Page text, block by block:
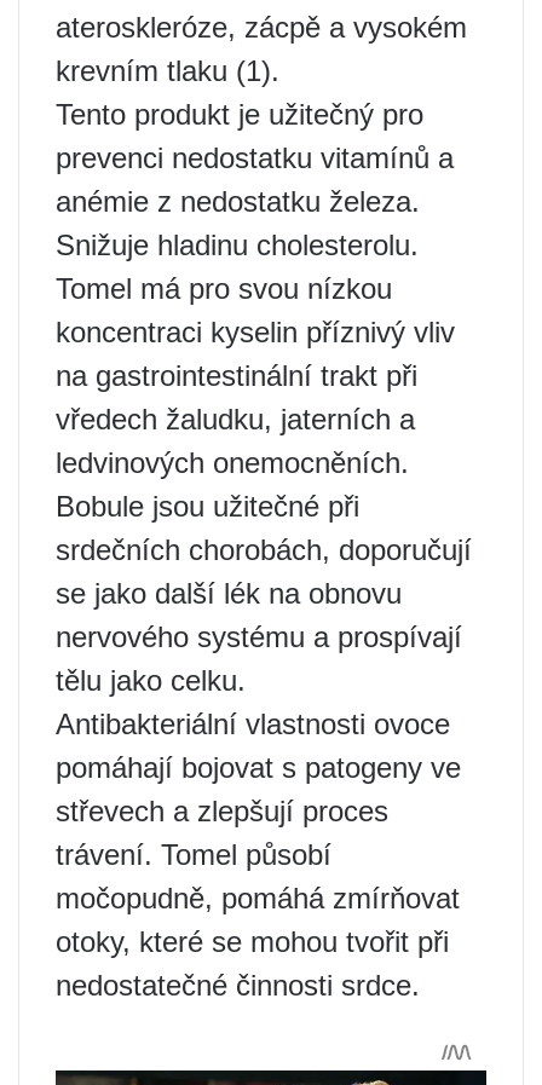
ateroskleróze, zácpě a vysokém
krevním tlaku (1).
Tento produkt je užitečný pro
prevenci nedostatku vitamínů a
anémie z nedostatku železa.
Snižuje hladinu cholesterolu.
Tomel má pro svou nízkou
koncentraci kyselin příznivý vliv
na gastrointestinální trakt při
vředech žaludku, jaterních a
ledvinových onemocněních.
Bobule jsou užitečné při
srdečních chorobách, doporučují
se jako další lék na obnovu
nervového systému a prospívají
tělu jako celku.
Antibakteriální vlastnosti ovoce
pomáhají bojovat s patogeny ve
střevech a zlepšují proces
trávení. Tomel působí
močopudně, pomáhá zmírňovat
otoky, které se mohou tvořit při
nedostatečné činnosti srdce.